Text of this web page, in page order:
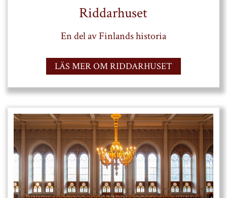
Riddarhuset
En del av Finlands historia
LÄS MER OM RIDDARHUSET